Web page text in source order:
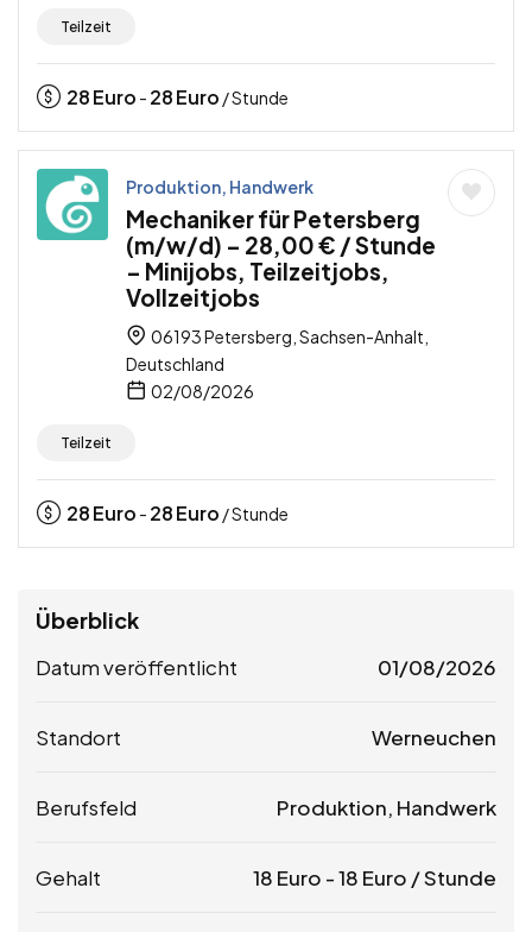
Teilzeit
28Euro - 28Euro / Stunde
Produktion, Handwerk
Mechaniker für Petersberg
(m/w/d) – 28,00 € / Stunde
– Minijobs, Teilzeitjobs,
Vollzeitjobs
06193 Petersberg, Sachsen-Anhalt,
Deutschland
02/08/2026
Teilzeit
28Euro - 28Euro / Stunde
Überblick
Datum veröffentlicht 01/08/2026
Standort Werneuchen
Berufsfeld Produktion, Handwerk
Gehalt 18 Euro -18 Euro / Stunde